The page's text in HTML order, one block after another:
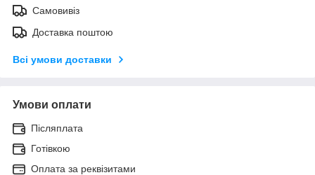
Самовивіз
Доставка поштою
Всі умови доставки
Умови оплати
Післяплата
Готівкою
Оплата за реквізитами